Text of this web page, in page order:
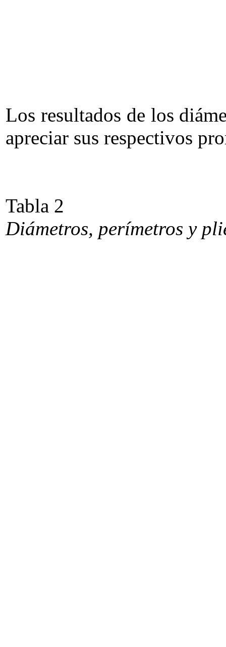
Los resultados de los
apreciar sus respectivos
Tabla 2
Diámetros, perímetros y